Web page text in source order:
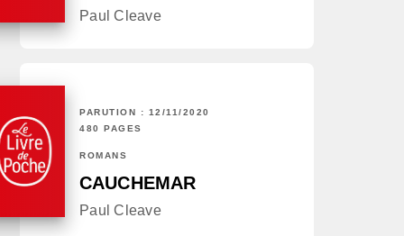
Paul Cleave
PARUTION : 12/11/2020
480 PAGES
ROMANS
CAUCHEMAR
Paul Cleave